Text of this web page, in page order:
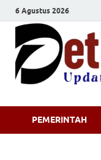
6 Agustus 2026
PEMERINTAH